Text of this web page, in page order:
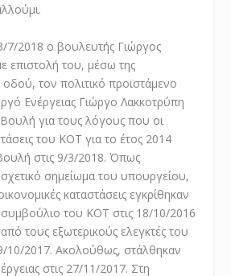
7/2018 ο βουλευτής Γιώργος
επιστολή του, μέσω της
οδού, τον πολιτικό προϊστάμενο
Ενέργειας Γιώργο Λακκοτρύπη
για τους λόγους που οι
του ΚΟΤ για το έτος 2014
στις 9/3/2018. Όπως
σημείωμα του υπουργείου,
καταστάσεις εγκρίθηκαν
συμβούλιο του ΚΟΤ στις 18/10/2016
τους εξωτερικούς ελεγκτές του
10/2017. Ακολούθως, στάλθηκαν
στις 27/11/2017. Στη